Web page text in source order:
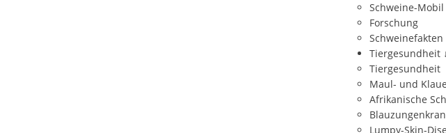
Schweine-Mobil
Forschung
Schweinefakten
Tiergesundheit ↓
Tiergesundheit
Maul- und
Afrikanische
Lumpy-Skin-